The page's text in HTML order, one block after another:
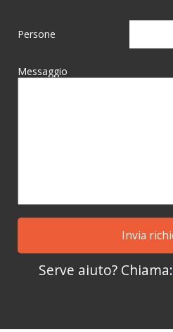
Persone
Messaggio
Serve aiuto? Chiama: